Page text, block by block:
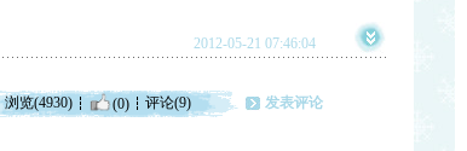
2012-05-21 07:46:04
浏览(4930) (0) 评论(9) 发表评论